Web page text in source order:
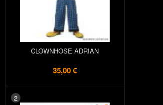
CLOWNHOSE ADRIAN
35,00 €
2